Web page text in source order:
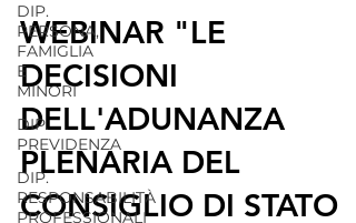
DIP.
PERSONA,
FAMIGLIA
E
MINORI
DIP.
PREVIDENZA
DIP.
RESPONSABILITÀ
PROFESSIONALI
DIP. GIUSTIZIA AMMINISTRATIVA
WEBINAR "LE
DECISIONI
DELL'ADUNANZA
PLENARIA DEL